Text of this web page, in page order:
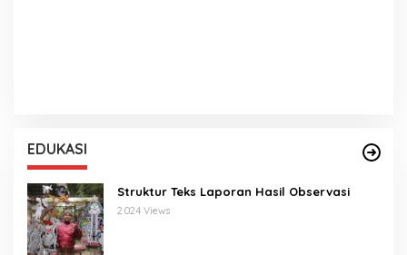
EDUKASI
Struktur Teks Laporan Hasil Observasi
2.024 Views